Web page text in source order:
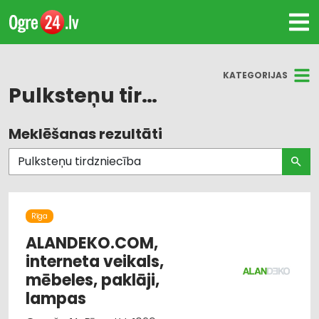
KATEGORIJAS
Pulksteņu tirdzniecība
Visas nozares
Pulksteņu tirdzniecība
Pulksteņu labošana
Trauki
Antenas un to uzstādīšana
Meklēšanas rezultāti
Rīga
ALANDEKO.COM,
interneta veikals,
mēbeles, paklāji,
lampas